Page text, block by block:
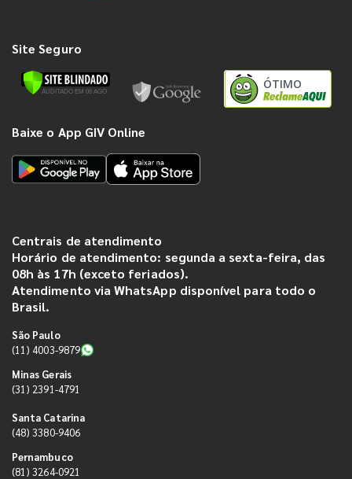
Site Seguro
ÓTIMO
Baixe o App GIV Online
Centrais de atendimento
Horário de atendimento: segunda a sexta-feira, das
08h às 17h (exceto feriados).
Atendimento via WhatsApp disponível para todo o
Brasil.
São Paulo
(11) 4003-9879
Minas Gerais
(31) 2391-4791
Santa Catarina
(48) 3380-9406
Pernambuco
(81) 3264-0921